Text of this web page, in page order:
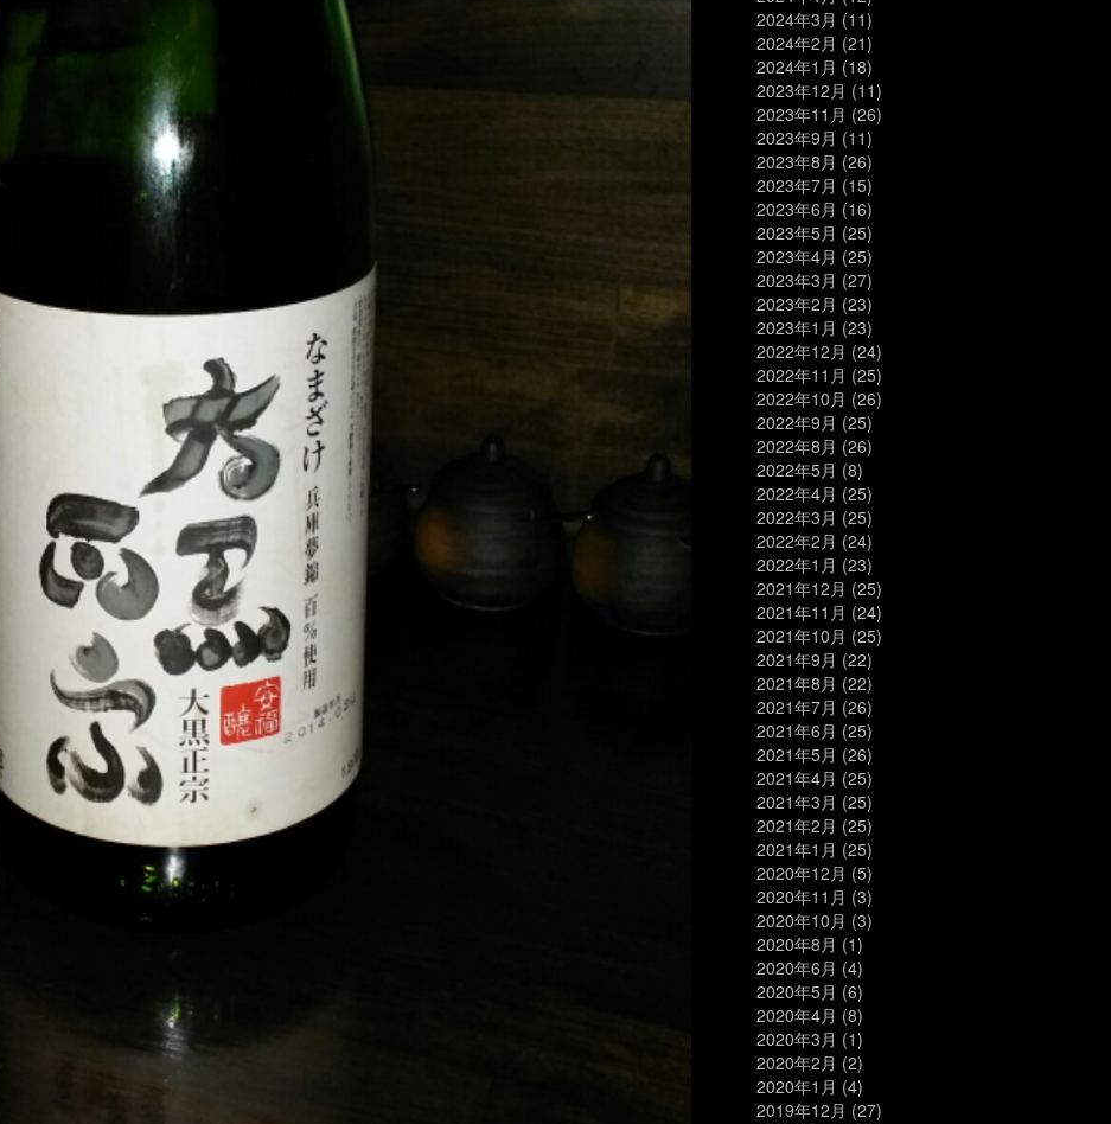
2024年3月 (11)
2024年2月 (21)
2024年1月 (18)
2023年12月 (11)
2023年11月 (26)
2023年9月 (11)
2023年8月 (26)
2023年7月 (15)
2023年6月 (16)
2023年5月 (25)
2023年4月 (25)
2023年3月 (27)
2023年2月 (23)
2023年1月 (23)
2022年12月 (24)
2022年11月 (25)
2022年10月 (26)
2022年9月 (25)
2022年8月 (26)
2022年5月 (8)
2022年4月 (25)
2022年3月 (25)
2022年2月 (24)
2022年1月 (23)
2021年12月 (25)
2021年11月 (24)
2021年10月 (25)
2021年9月 (22)
2021年8月 (22)
2021年7月 (26)
2021年6月 (25)
2021年5月 (26)
2021年4月 (25)
2021年3月 (25)
2021年2月 (25)
2021年1月 (25)
2020年12月 (5)
2020年11月 (3)
2020年10月 (3)
2020年8月 (1)
2020年6月 (4)
2020年5月 (6)
2020年4月 (8)
2020年3月 (1)
2020年2月 (2)
2020年1月 (4)
2019年12月 (27)